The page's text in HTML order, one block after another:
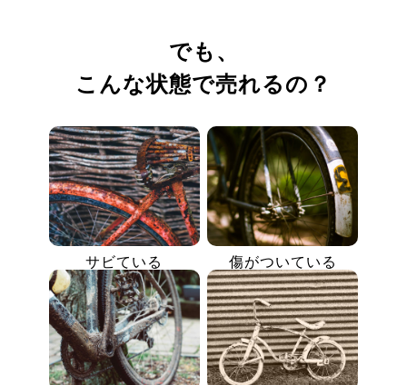
でも、
こんな状態で売れるの？
サビている 傷がついている